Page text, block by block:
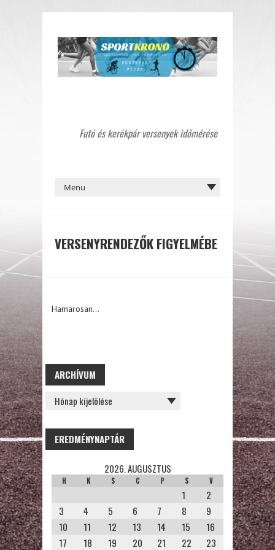
Futó és kerékpár versenyek időmérése
VERSENYRENDEZŐK FIGYELMÉBE
Hamarosan…
ARCHÍVUM
ARCHÍVUM
EREDMÉNYNAPTÁR
2026. AUGUSZTUS
H K S C P S V
1
2
3
4 5 6 7 8
9
10
11 12 13 14 15
16
17
18 19 20 21 22 23